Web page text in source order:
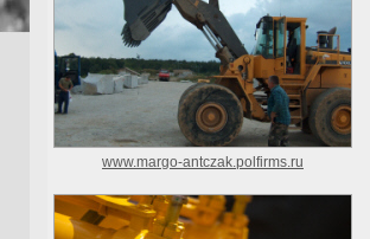
www.margo-antczak.polfirms.ru